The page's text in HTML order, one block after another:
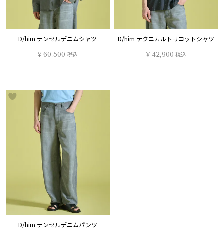
D/him テンセルデニムシャツ
¥ 60,500 税込
D/him テクニカルトリコットシャツ
¥ 42,900 税込
D/him テンセルデニムパンツ